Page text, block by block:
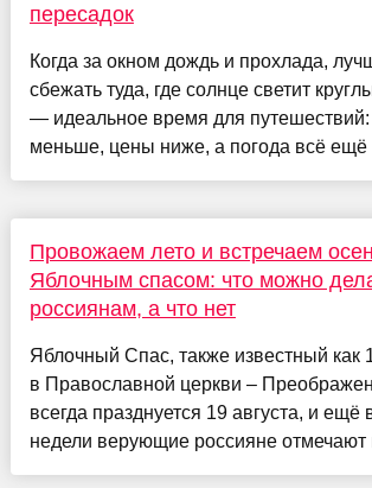
пересадок
Когда за окном дождь и прохлада,
сбежать туда, где солнце светит
— идеальное время для путешествий:
меньше, цены ниже, а погода всё ещё
Провожаем лето и встречаем
Яблочным спасом: что можно
россиянам, а что нет
Яблочный Спас, также известный как
в Православной церкви –
всегда празднуется 19 августа, и ещё
недели верующие россияне отмечают